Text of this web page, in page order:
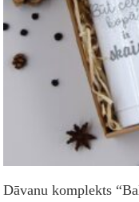
Dāvanu komplekts